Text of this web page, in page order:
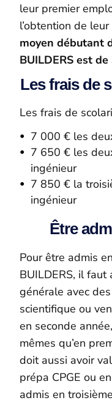
leur premier
l’obtention de
moyen débutant
BUILDERS est
Les frais de
Les frais de
7 000 € les
7 650 € les
ingénieur
7 850 € la
ingénieur
Être
Pour être admis
BUILDERS, il faut
générale avec
scientifique ou
en seconde
mêmes qu’en
doit aussi avoir
prépa CPGE ou
admis en